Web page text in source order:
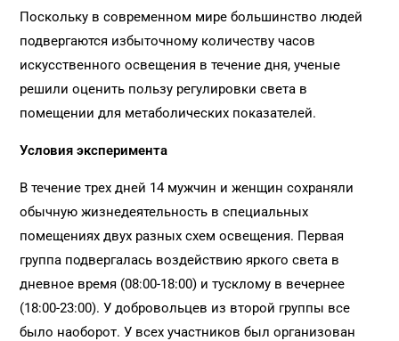
Поскольку в современном мире большинство людей
подвергаются избыточному количеству часов
искусственного освещения в течение дня, ученые
решили оценить пользу регулировки света в
помещении для метаболических показателей.
Условия эксперимента
В течение трех дней 14 мужчин и женщин сохраняли
обычную жизнедеятельность в специальных
помещениях двух разных схем освещения. Первая
группа подвергалась воздействию яркого света в
дневное время (08:00-18:00) и тусклому в вечернее
(18:00-23:00). У добровольцев из второй группы все
было наоборот. У всех участников был организован